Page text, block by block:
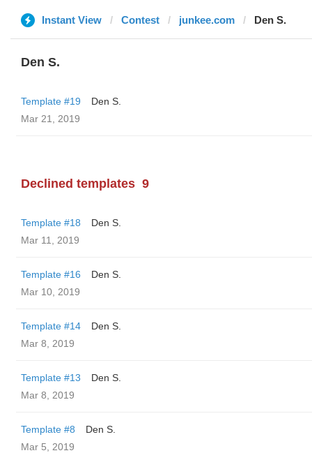
Instant View Contest junkee.com Den S.
Den S.
Template #19
Den S.
Mar 21, 2019
Declined templates 9
Template #18
Den S.
Mar 11, 2019
Template #16
Den S.
Mar 10, 2019
Template #14
Den S.
Mar 8, 2019
Template #13
Den S.
Mar 8, 2019
Template #8
Den S.
Mar 5, 2019